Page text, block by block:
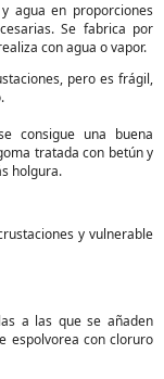
agua en proporciones
Se fabrica por
con agua o vapor.
pero es frágil,
consigue una buena
tratada con betún y
holgura.
y vulnerable
a las que se añaden
espolvorea con cloruro